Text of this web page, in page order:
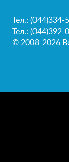
Тел.:(044)334-
Тел.: (044)392-
© 2008-2026